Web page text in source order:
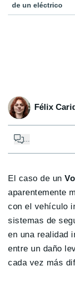
de un eléctrico
Félix
El caso de un
aparentemente
con el vehículo
sistemas de
en una realidad
entre un daño
cada vez más